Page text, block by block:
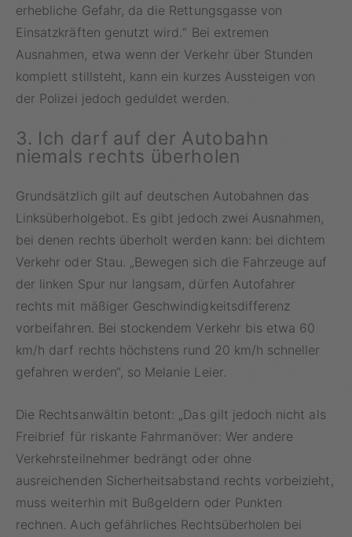
erhebliche Gefahr, da die Rettungsgasse von
Einsatzkräften genutzt wird.“ Bei extremen
Ausnahmen, etwa wenn der Verkehr über Stunden
komplett stillsteht, kann ein kurzes Aussteigen von
der Polizei jedoch geduldet werden.
3. Ich darf auf der Autobahn
niemals rechts überholen
Grundsätzlich gilt auf deutschen Autobahnen das
Linksüberholgebot. Es gibt jedoch zwei Ausnahmen,
bei denen rechts überholt werden kann: bei dichtem
Verkehr oder Stau. „Bewegen sich die Fahrzeuge auf
der linken Spur nur langsam, dürfen Autofahrer
rechts mit mäßiger Geschwindigkeitsdifferenz
vorbeifahren. Bei stockendem Verkehr bis etwa 60
km/h darf rechts höchstens rund 20 km/h schneller
gefahren werden“, so Melanie Leier.
Die Rechtsanwältin betont: „Das gilt jedoch nicht als
Freibrief für riskante Fahrmanöver: Wer andere
Verkehrsteilnehmer bedrängt oder ohne
ausreichenden Sicherheitsabstand rechts vorbeizieht,
muss weiterhin mit Bußgeldern oder Punkten
rechnen. Auch gefährliches Rechtsüberholen bei